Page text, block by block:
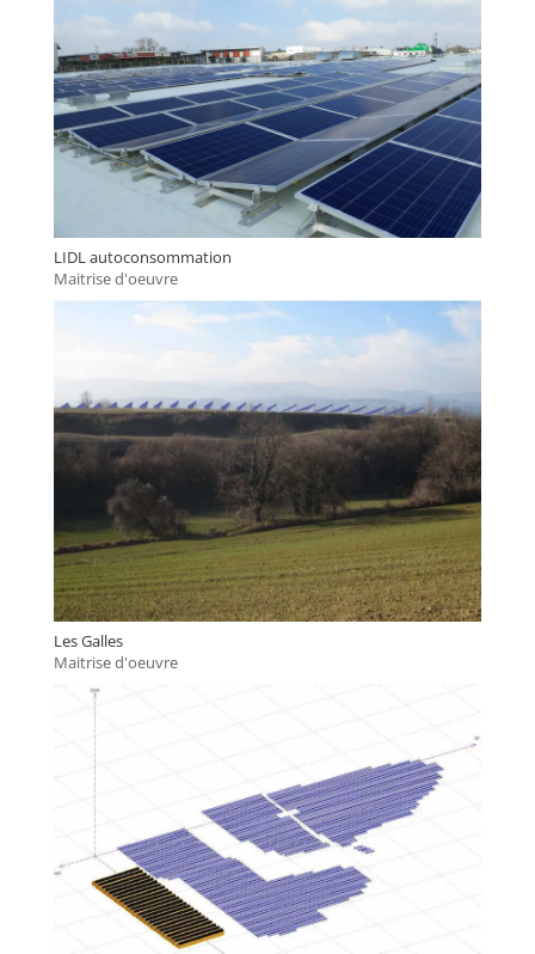
LIDL autoconsommation
Maitrise d'oeuvre
Les Galles
Maitrise d'oeuvre